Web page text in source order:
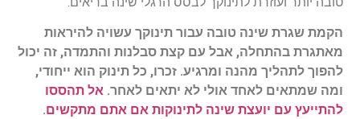
הקמת שגרת שינה טובה עבור תינוקך עשויה להיראות
מאתגרת בהתחלה, אבל עם קצת סבלנות והתמדה, זה יכול
להפוך לתהליך מהנה ומרגיע. זכרו, כל תינוק הוא ייחודי,
ומה שמתאים לאחד אולי לא יתאים לאחר. אל תהססו
להתייעץ עם יועצת שינה לתינוקות אם אתם מתקשים.